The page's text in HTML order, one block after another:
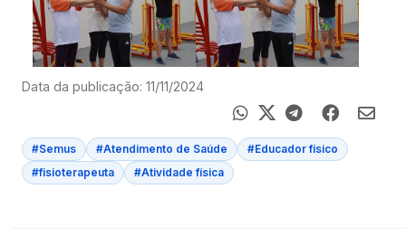
Data da publicação: 11/11/2024
#Semus #Atendimento de Saúde
#Educador físico
#fisioterapeuta
#Atividade física